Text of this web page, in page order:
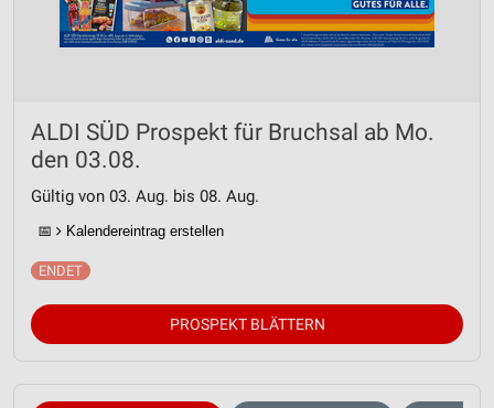
ALDI SÜD Prospekt für Bruchsal ab Mo.
den 03.08.
Gültig von 03. Aug. bis 08. Aug.
📅 Kalendereintrag erstellen
PROSPEKT BLÄTTERN